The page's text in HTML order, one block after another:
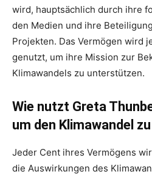
wird, hauptsächlich durch ihre
den Medien und ihre
Projekten. Das Vermögen wird
genutzt, um ihre Mission zur
Klimawandels zu unterstützen.
Wie nutzt Greta
um den Klimawandel
Jeder Cent ihres Vermögens
die Auswirkungen des